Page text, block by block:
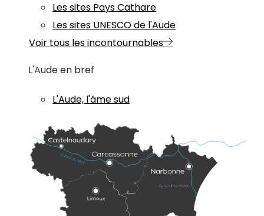
Les sites Pays Cathare
Les sites UNESCO de l'Aude
Voir tous les incontournables
L'Aude en bref
L'Aude, l'âme sud